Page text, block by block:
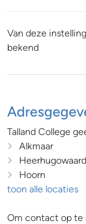
Van deze
bekend
Talland College
Alkmaar
Heerhugowaard
Hoorn
toon alle locaties
Om contact op te